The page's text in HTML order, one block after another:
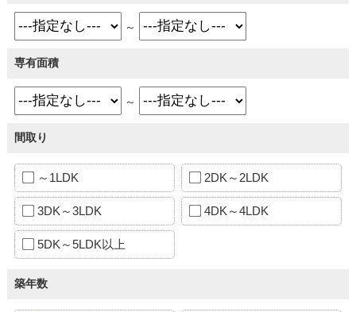
～
専有面積
～
間取り
～1LDK 2DK～2LDK
3DK～3LDK 4DK～4LDK
5DK～5LDK以上
築年数